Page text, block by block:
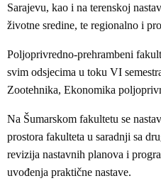
Sarajevu, kao i na terenskoj
životne sredine, te regionalno i
Poljoprivredno-prehrambeni
svim odsjecima u toku VI
Zootehnika, Ekonomika
Na Šumarskom fakultetu se
prostora fakulteta u saradnji sa
revizija nastavnih planova i
uvođenja praktične nastave.